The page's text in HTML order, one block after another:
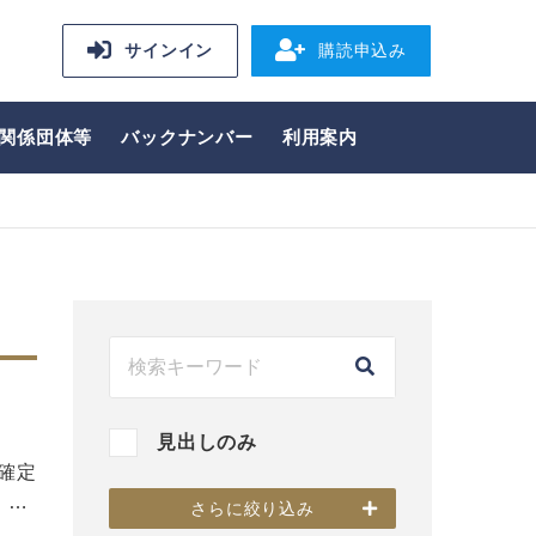
サインイン 購読申込み
係団体等 バックナンバー 利用案内
定
…
見出しのみ
さらに絞り込み